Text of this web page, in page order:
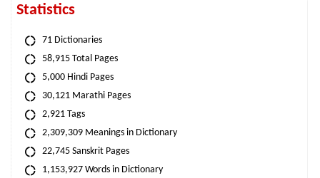
Statistics
71 Dictionaries
58,915 Total Pages
5,000 Hindi Pages
30,121 Marathi Pages
2,921 Tags
2,309,309 Meanings in Dictionary
22,745 Sanskrit Pages
1,153,927 Words in Dictionary